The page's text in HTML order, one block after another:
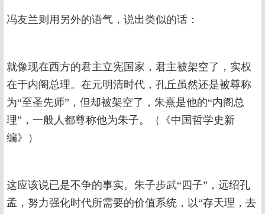
冯友兰则用另外的语气，说出类似的话：
就像现在西方的君主立宪国家，君主被架空了，实权
在于内阁总理。在元明清时代，孔丘虽然还是被尊称
为“至圣先师”，但却被架空了，朱熹是他的“内阁总
理”，一般人都尊称他为朱子。（《中国哲学史新
编》）
这应该说已是不争的事实。朱子步武“四子”，远绍孔
孟，努力强化时代所需要的价值系统，以“存天理，去